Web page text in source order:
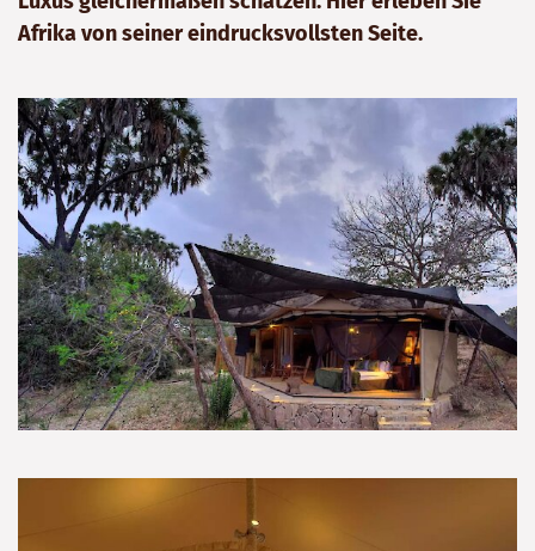
Afrika von seiner eindrucksvollsten Seite.